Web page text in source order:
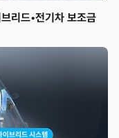
리드•전기차 보조금